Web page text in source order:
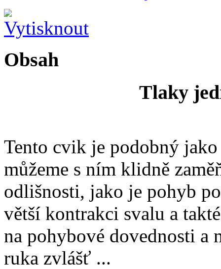
Obsah
Tlaky
Tento cvik je podobný
můžeme s ním klidně
odlišnosti, jako je pohyb
větší kontrakci svalu a
na pohybové dovednosti a
ruka zvlášť ...